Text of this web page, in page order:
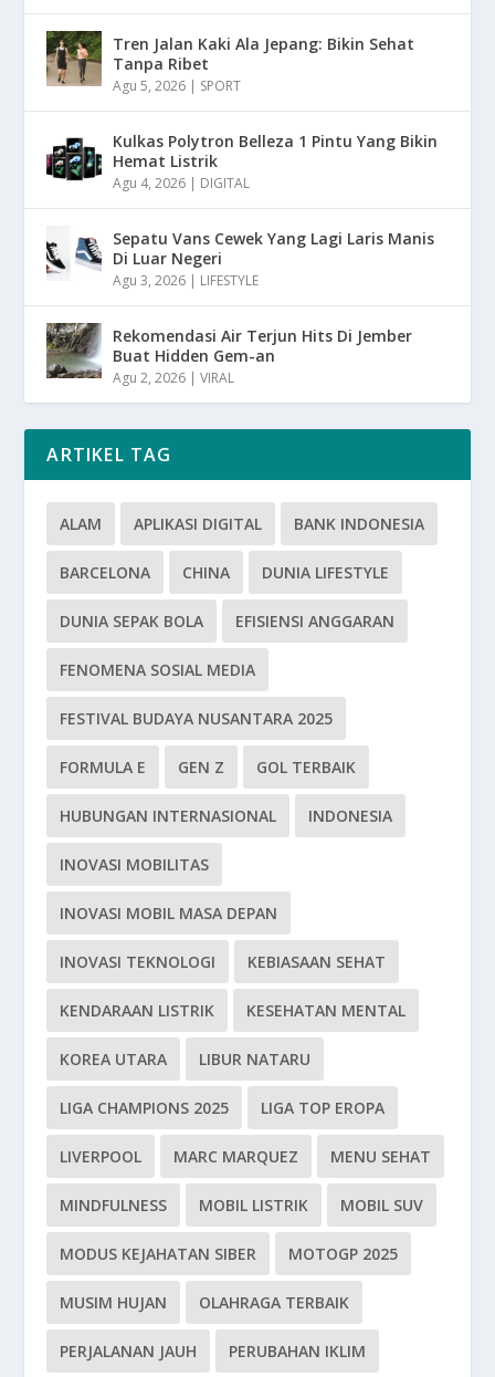
Tren Jalan Kaki Ala Jepang: Bikin Sehat
Tanpa Ribet
Agu 5, 2026 | SPORT
Kulkas Polytron Belleza 1 Pintu Yang Bikin
Hemat Listrik
Agu 4, 2026 | DIGITAL
Sepatu Vans Cewek Yang Lagi Laris Manis
Di Luar Negeri
Agu 3, 2026 | LIFESTYLE
Rekomendasi Air Terjun Hits Di Jember
Buat Hidden Gem-an
Agu 2, 2026 |VIRAL
ARTIKEL TAG
ALAM APLIKASI DIGITAL BANK INDONESIA
BARCELONA CHINA DUNIA LIFESTYLE
DUNIA SEPAK BOLA EFISIENSI ANGGARAN
FENOMENA SOSIAL MEDIA
FESTIVAL BUDAYA NUSANTARA 2025
FORMULA E GEN Z GOL TERBAIK
HUBUNGAN INTERNASIONAL INDONESIA
INOVASI MOBILITAS
INOVASI MOBIL MASA DEPAN
INOVASI TEKNOLOGI KEBIASAAN SEHAT
KENDARAAN LISTRIK KESEHATAN MENTAL
KOREA UTARA LIBUR NATARU
LIGA CHAMPIONS 2025 LIGA TOP EROPA
LIVERPOOL MARC MARQUEZ MENU SEHAT
MINDFULNESS MOBIL LISTRIK MOBIL SUV
MODUS KEJAHATAN SIBER MOTOGP 2025
MUSIM HUJAN OLAHRAGA TERBAIK
PERJALANAN JAUH PERUBAHAN IKLIM